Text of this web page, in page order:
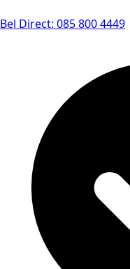
Bel Direct: 085 800 4449